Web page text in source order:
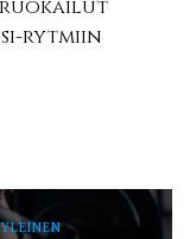
ruokailut
rytmiin